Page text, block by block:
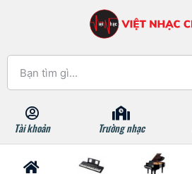
Tài khoản Trường nhạc